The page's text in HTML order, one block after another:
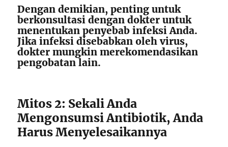
Dengan demikian, penting untuk
berkonsultasi dengan dokter untuk
menentukan penyebab infeksi Anda.
Jika infeksi disebabkan oleh virus,
dokter mungkin merekomendasikan
pengobatan lain.
Mitos 2: Sekali Anda
Mengonsumsi Antibiotik, Anda
Harus Menyelesaikannya